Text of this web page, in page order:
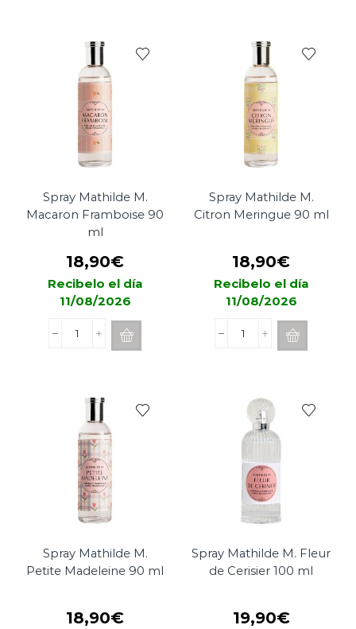
Spray Mathilde M.
Macaron Framboise 90
ml
18,90€
Recibelo el día
11/08/2026
Spray
Mathilde
Framboise
ml
cantidad
Spray Mathilde M.
Citron Meringue 90 ml
18,90€
Recibelo el día
11/08/2026
Spray
Mathilde
Meringue
90
ml
cantidad
Spray Mathilde M.
Petite Madeleine 90 ml
18,90€
Spray Mathilde M. Fleur
de Cerisier 100 ml
19,90€